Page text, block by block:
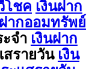
โชค เงินฝาก
ากออมทรัพย์
ะจำ เงินฝาก
สรายวัน เงิน